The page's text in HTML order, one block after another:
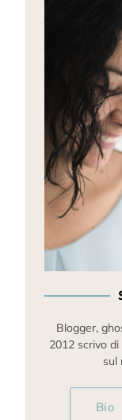
Blogger,
2012 scrivo
sul
Bio